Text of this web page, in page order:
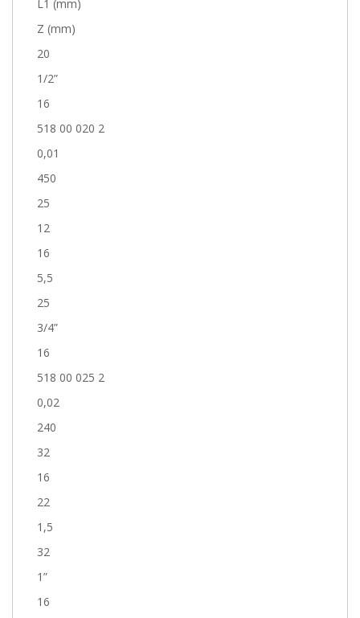
L1 (mm)
Z (mm)
20
1/2”
16
518 00 020 2
0,01
450
25
12
16
5,5
25
3/4”
16
518 00 025 2
0,02
240
32
16
22
1,5
32
1”
16